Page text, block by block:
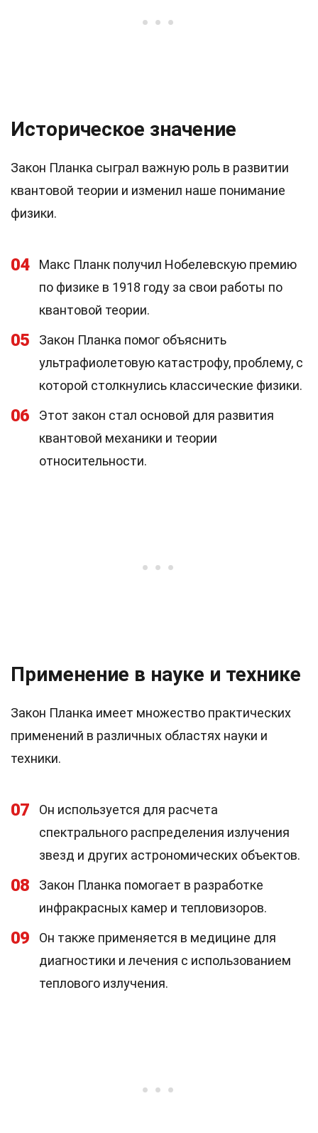
Историческое значение
Закон Планка сыграл важную роль в развитии
квантовой теории и изменил наше понимание
физики.
04
Макс Планк получил Нобелевскую премию
по физике в 1918 году за свои работы по
квантовой теории.
05
Закон Планка помог объяснить
ультрафиолетовую катастрофу, проблему, с
которой столкнулись классические физики.
06
Этот закон стал основой для развития
квантовой механики и теории
относительности.
Применение в науке и технике
Закон Планка имеет множество практических
применений в различных областях науки и
техники.
07
Он используется для расчета
спектрального распределения излучения
звезд и других астрономических объектов.
08
Закон Планка помогает в разработке
инфракрасных камер и тепловизоров.
09
Он также применяется в медицине для
диагностики и лечения с использованием
теплового излучения.